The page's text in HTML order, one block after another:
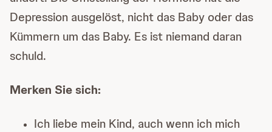
Depression ausgelöst, nicht das Baby oder das
Kümmern um das Baby. Es ist niemand daran
schuld.
Merken Sie sich:
Ich liebe mein Kind, auch wenn ich mich